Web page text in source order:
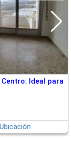
Ideal para
Ubicación